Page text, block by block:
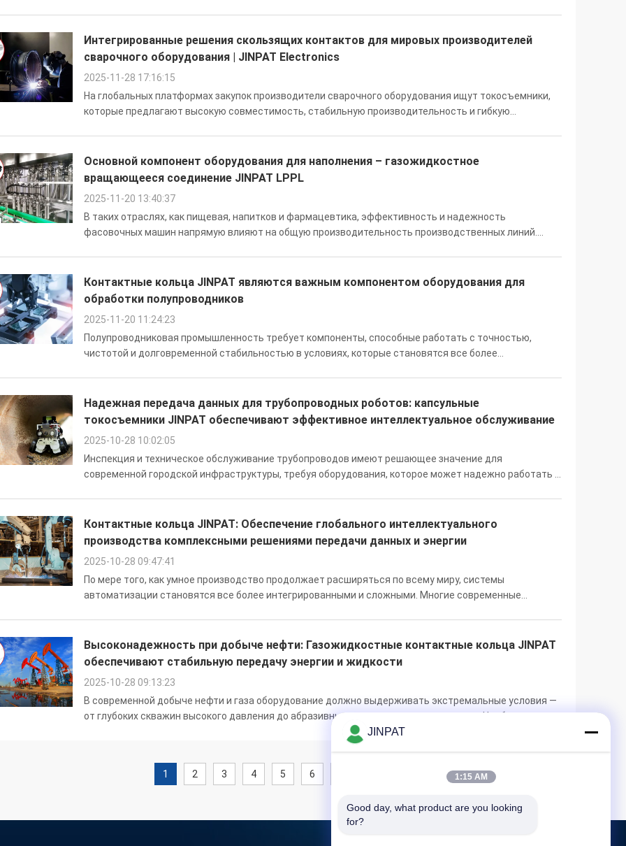
Интегрированные решения скользящих контактов для мировых производителей
сварочного оборудования | JINPAT Electronics
2025-11-28 17:16:15
На глобальных платформах закупок производители сварочного оборудования ищут токосъемники,
которые предлагают высокую совместимость, стабильную производительность и гибкую
Основной компонент оборудования для наполнения – ​​газожидкостное
вращающееся соединение JINPAT LPPL
2025-11-20 13:40:37
В таких отраслях, как пищевая, напитков и фармацевтика, эффективность и надежность
фасовочных машин напрямую влияют на общую производительность производственных линий.
Контактные кольца JINPAT являются важным компонентом оборудования для
обработки полупроводников
2025-11-20 11:24:23
Полупроводниковая промышленность требует компоненты, способные работать с точностью,
чистотой и долговременной стабильностью в условиях, которые становятся все более
Надежная передача данных для трубопроводных роботов: капсульные
токосъемники JINPAT обеспечивают эффективное интеллектуальное обслуживание
2025-10-28 10:02:05
Инспекция и техническое обслуживание трубопроводов имеют решающее значение для
современной городской инфраструктуры, требуя оборудования, которое может надежно работать в
Контактные кольца JINPAT: Обеспечение глобального интеллектуального
производства комплексными решениями передачи данных и энергии
2025-10-28 09:47:41
По мере того, как умное производство продолжает расширяться по всему миру, системы
автоматизации становятся все более интегрированными и сложными. Многие современные
Высоконадежность при добыче нефти: Газожидкостные контактные кольца JINPAT
обеспечивают стабильную передачу энергии и жидкости
2025-10-28 09:13:23
В современной добыче нефти и газа оборудование должно выдерживать экстремальные условия —
от глубоких скважин высокого давления до абразивных, влажных или соленых сред. Чтобы
соответствовать этим требованиям, JINPAT Electronics представляет свои кольца контактные газ-
1 2 3 4 5 6
JINPAT
1:15 AM
Good day, what product are you looking
for?